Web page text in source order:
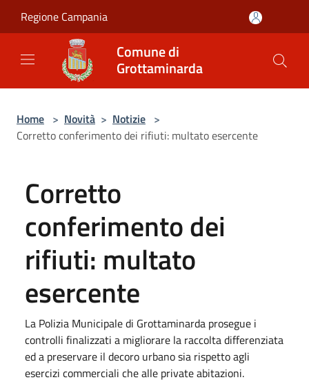
Regione Campania
Comune di
Grottaminarda
Home > Novità > Notizie >
Corretto conferimento dei rifiuti: multato esercente
Corretto
conferimento dei
rifiuti: multato
esercente
La Polizia Municipale di Grottaminarda prosegue i
controlli finalizzati a migliorare la raccolta differenziata
ed a preservare il decoro urbano sia rispetto agli
esercizi commerciali che alle private abitazioni.